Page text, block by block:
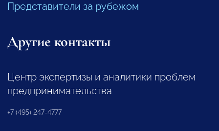
Представители за рубежом
Другие контакты
Центр экспертизы и аналитики проблем
предпринимательства
+7 (495) 247-4777